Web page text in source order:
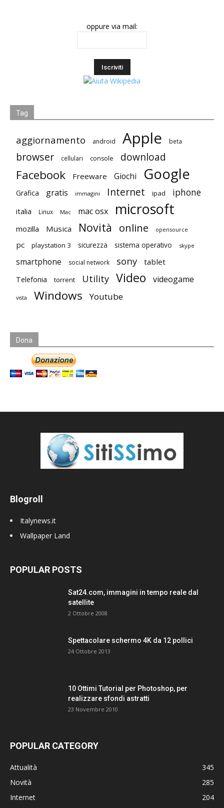
oppure via mail:
Tag
aggiornamento android Apple beta
browser cellulari console download
Facebook Freeware Giochi Google
Grafica gratis immagini Internet ipad iphone
italia Linux Mac mac osx microsoft
mozilla Musica Novità online opensource
pc playstation 3 sicurezza sistema operativo skype
smartphone social network sony tablet
Telefonia torrent Utility Video videogame
vista Windows Youtube
Dona
Blogroll
Italynews.it
Wallpaper Land
POPULAR POSTS
Sat24.com, immagini in tempo reale dal
satellite
2 Ottobre 2008
Spettacolare schermo 4K da 12 pollici
24 Ottobre 2013
10 Ottimi Tutorial per Photoshop, per
realizzare sfondi astratti
23 Novembre 2010
POPULAR CATEGORY
Attualità
345
Novità
285
Internet
204